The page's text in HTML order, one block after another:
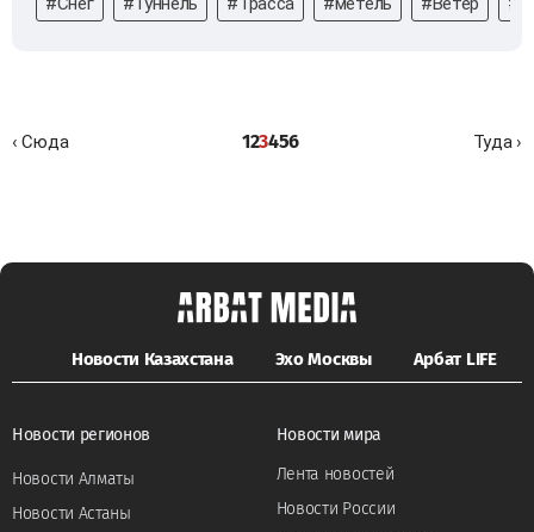
‹ Сюда 123456 Туда ›
Новости Казахстана Эхо Москвы Арбат LIFE
Новости регионов
Новости Алматы
Новости Астаны
Новости мира
Лента новостей
Новости России